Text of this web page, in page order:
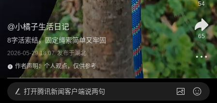
@小橘子生活日记
8字活索结，固定绳索简单又牢固
2026-05-29 18:07 发布于湖北
作者声明：个人观点，仅供参考
54
65
打开腾讯新闻客户端说两句